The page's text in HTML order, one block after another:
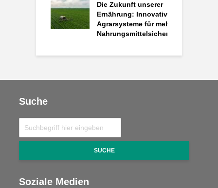
Die Zukunft unserer
Ernährung: Innovative
Agrarsysteme für mehr
Nahrungsmittelsicherheit
Suche
SUCHE
Soziale Medien